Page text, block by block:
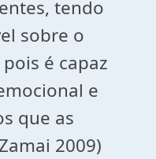
tendo
sobre o
é capaz
e
que as
2009)